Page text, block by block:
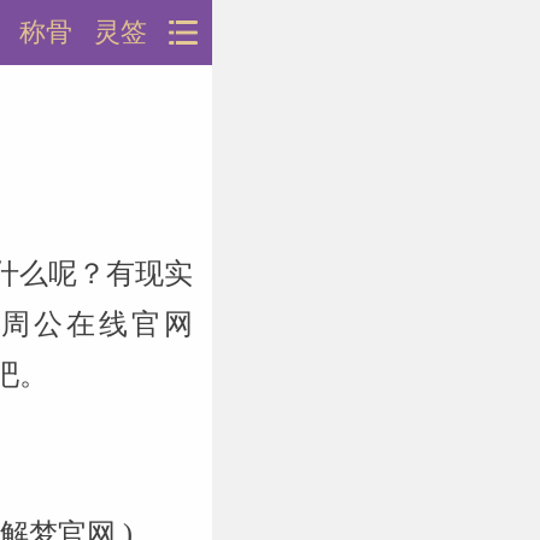
灵签
称骨
么呢？有现实
公在线官网